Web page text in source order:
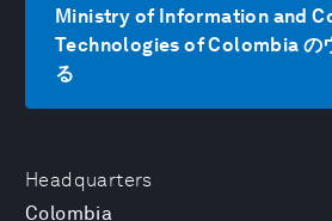
Headquarters
Colombia
Ministry of Information and
Technologies of Colombia の
る